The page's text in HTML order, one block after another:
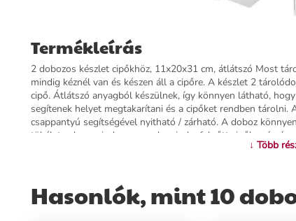
Termékleírás
2 dobozos készlet cipőkhöz, 11x20x31 cm, átlátszó Most
mindig kéznél van és készen áll a cipőre. A készlet 2
cipő. Átlátszó anyagból készülnek, így könnyen látható,
segítenek helyet megtakarítani és a cipőket rendben
csappantyú segítségével nyitható / zárható. A doboz
tökéletes lesz mind a gyermek, mind a felnőtt cipők
kapcsolni. Speciális horgokkal rendelkeznek az oldalakon,
szennyeződéstől és nedvességtől; - a fedél nyitása/zárása
- átlátszó szín
↓ Több
Hasonlók, mint 10